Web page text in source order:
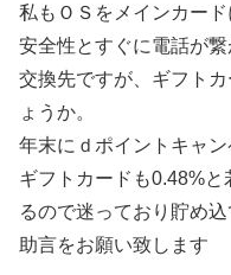
私もＯＳをメインカード
安全性とすぐに電話が繋
交換先ですが、ギフト
ょうか。
年末にｄポイントキャ
ギフトカードも0.48%と
るので迷っており貯め込
助言をお願い致します